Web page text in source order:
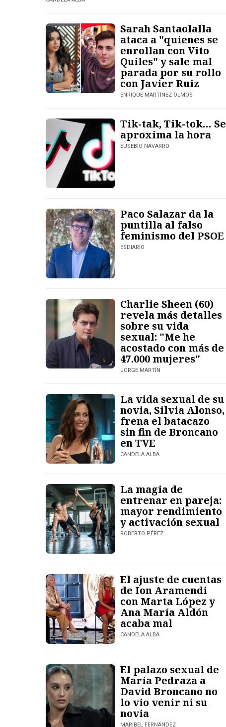
Sarah Santaolalla
ataca a "quienes se
enrollan con Vito
Quiles" y sale mal
parada por su rollo
con Javier Ruiz
ENRIQUE MARTÍNEZ OLMOS
Tik-tak, Tik-tok… Se
aproxima la hora
EUSEBIO NAVARRO
Paco Salazar da la
puntilla al falso
feminismo del PSOE
ESDIARIO
Charlie Sheen (60)
revela más detalles
sobre su vida
sexual: "Me he
acostado con más de
47.000 mujeres"
JORGE MARTÍN
La vida sexual de su
novia, Silvia Alonso,
frena el batacazo
sin fin de Broncano
en TVE
CANDELA ALBA
La magia de
entrenar en pareja:
mayor rendimiento
y activación sexual
ROBERTO PÉREZ
El ajuste de cuentas
de Ion Aramendi
con Marta López y
Ana María Aldón
acaba mal
CANDELA ALBA
El palazo sexual de
María Pedraza a
David Broncano no
lo vio venir ni su
novia
MARIBEL FERNÁNDEZ